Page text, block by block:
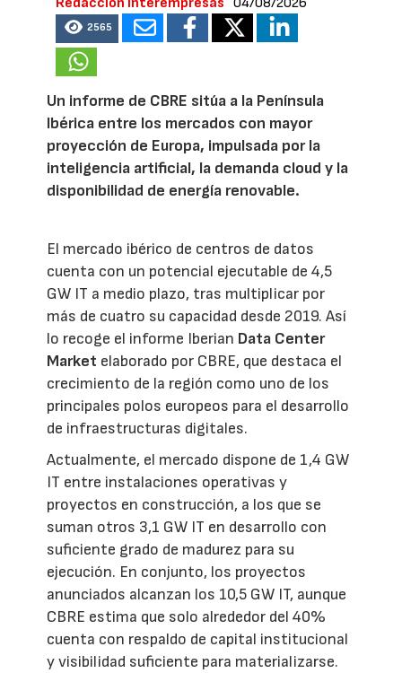
2565
Un informe de CBRE sitúa a la Península
Ibérica entre los mercados con mayor
proyección de Europa, impulsada por la
inteligencia artificial, la demanda cloud y la
disponibilidad de energía renovable.
El mercado ibérico de centros de datos
cuenta con un potencial ejecutable de 4,5
GW IT a medio plazo, tras multiplicar por
más de cuatro su capacidad desde 2019. Así
lo recoge el informe Iberian Data Center
Market elaborado por CBRE, que destaca el
crecimiento de la región como uno de los
principales polos europeos para el desarrollo
de infraestructuras digitales.
Actualmente, el mercado dispone de 1,4 GW
IT entre instalaciones operativas y
proyectos en construcción, a los que se
suman otros 3,1 GW IT en desarrollo con
suficiente grado de madurez para su
ejecución. En conjunto, los proyectos
anunciados alcanzan los 10,5 GW IT, aunque
CBRE estima que solo alrededor del 40%
cuenta con respaldo de capital institucional
y visibilidad suficiente para materializarse.